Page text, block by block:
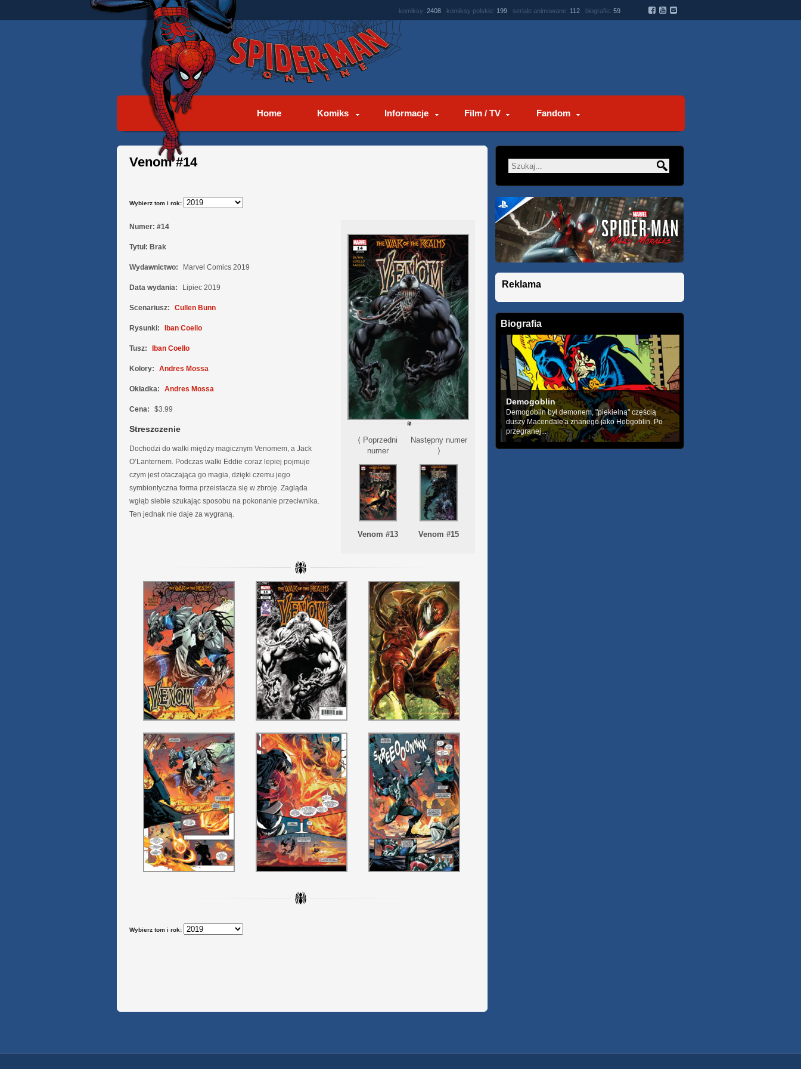
komiksy: 2408 komiksy polskie: 199 seriale animowane: 112 biografie: 59
Home Komiks Informacje Film / TV Fandom
Venom #14
Wybierz tom i rok:
⟨ Poprzedni
numer
Venom #13
Następny numer
⟩
Venom #15
Numer: #14
Tytuł: Brak
Wydawnictwo: Marvel Comics 2019
Data wydania: Lipiec 2019
Scenariusz: Cullen Bunn
Rysunki: Iban Coello
Tusz: Iban Coello
Kolory: Andres Mossa
Okładka: Andres Mossa
Cena: $3.99
Streszczenie
Dochodzi do walki między magicznym Venomem, a Jack
O’Lanternem. Podczas walki Eddie coraz lepiej pojmuje
czym jest otaczająca go magia, dzięki czemu jego
symbiontyczna forma przeistacza się w zbroję. Zagląda
wgłąb siebie szukając sposobu na pokonanie przeciwnika.
Ten jednak nie daje za wygraną.
Wybierz tom i rok:
Reklama
Biografia
Demogoblin
Demogoblin był demonem, "piekielną" częścią
duszy Macendale'a znanego jako Hobgoblin. Po
przegranej...